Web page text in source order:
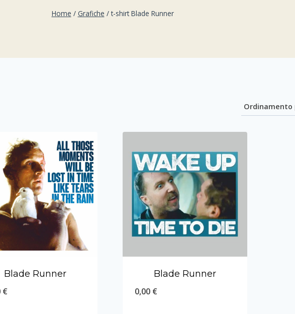
Home / Grafiche / t-shirt Blade Runner
Blade Runner
€
Blade Runner
0,00 €